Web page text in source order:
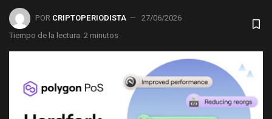
POR CRIPTOPERIODISTA
27/06/2026
Tiempo de la lectura: 2 minutos